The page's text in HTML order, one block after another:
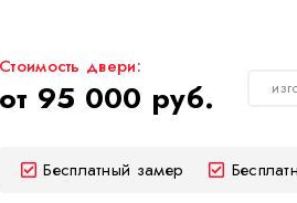
Стоимость двери:
от 95 000 руб.
Бесплатный замер